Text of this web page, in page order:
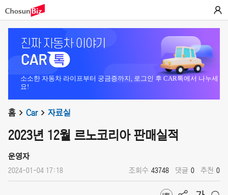
소소한 자동차 라이프부터 궁금증까지, 로그인 후 CAR톡에서 나누세
요!
홈 Car 자료실
2023년 12월 르노코리아 판매실적
운영자
2024-01-04 17:18 조회수 43748 댓글 0 추천 0